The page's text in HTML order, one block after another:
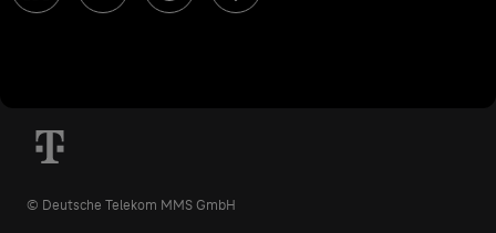
© Deutsche Telekom MMS GmbH